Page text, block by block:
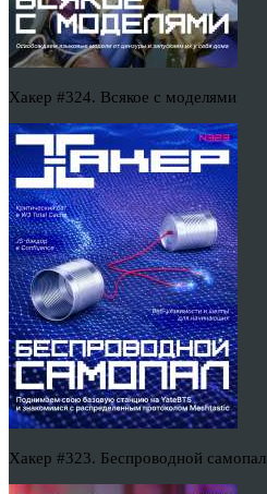
Хакер #324. Всякое с моделями
Хакер #323. Беспроводной самопал